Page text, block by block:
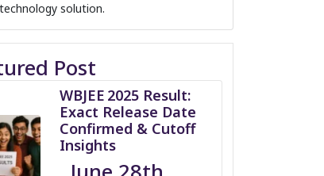
solution.
Post
WBJEE 2025 Result:
Exact Release Date
Confirmed & Cutoff
Insights